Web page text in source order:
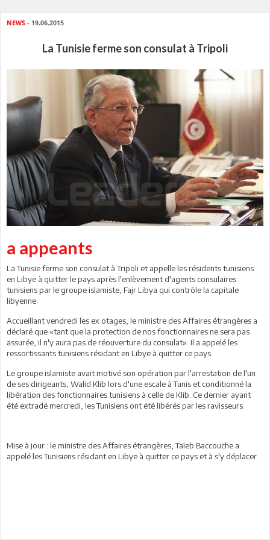
NEWS - 19.06.2015
La Tunisie ferme son consulat à Tripoli
a appeants
La Tunisie ferme son consulat à Tripoli et appelle les résidents tunisiens
en Libye à quitter le pays après l'enlèvement d'agents consulaires
tunisiens par le groupe islamiste, Fajr Libya qui contrôle la capitale
libyenne.
Accueillant vendredi les ex otages, le ministre des Affaires étrangères a
déclaré que «tant que la protection de nos fonctionnaires ne sera pas
assurée, il n'y aura pas de réouverture du consulat». Il a appelé les
ressortissants tunisiens résidant en Libye à quitter ce pays.
Le groupe islamiste avait motivé son opération par l'arrestation de l'un
de ses dirigeants, Walid Klib lors d'une escale à Tunis et conditionné la
libération des fonctionnaires tunisiens à celle de Klib. Ce dernier ayant
été extradé mercredi, les Tunisiens ont été libérés par les ravisseurs.
Mise à jour : le ministre des Affaires étrangères, Taïeb Baccouche a
appelé les Tunisiens résidant en Libye à quitter ce pays et à s'y déplacer.